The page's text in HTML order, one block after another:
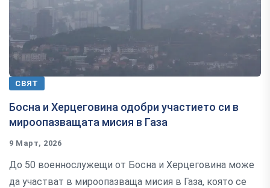
СВЯТ
Босна и Херцеговина одобри участието си в
мироопазващата мисия в Газа
9 Март, 2026
До 50 военнослужещи от Босна и Херцеговина може
да участват в мироопазваща мисия в Газа, която се